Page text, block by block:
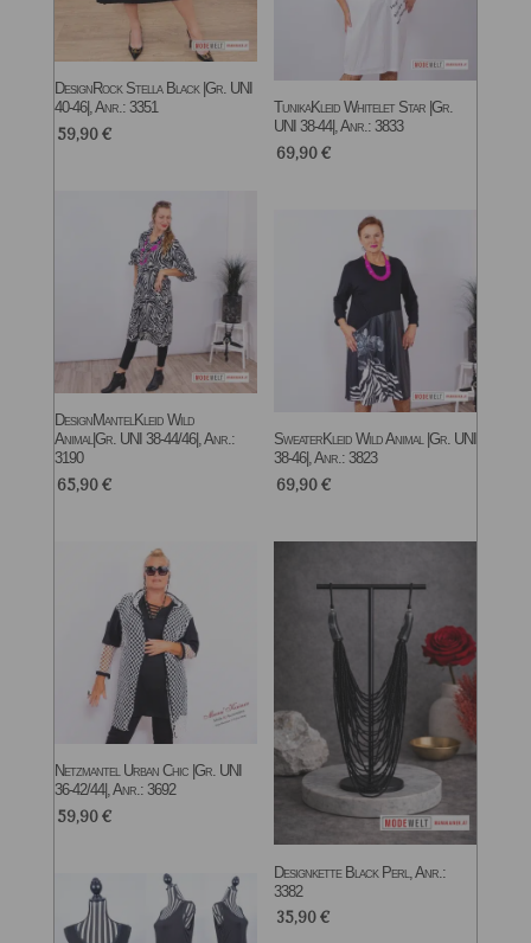
DesignRock Stella Black |Gr. UNI
40-46|, Anr.: 3351
59,90€
TunikaKleid Whitelet Star |Gr.
UNI 38-44|, Anr.: 3833
69,90€
DesignMantelKleid Wild
Animal|Gr. UNI 38-44/46|, Anr.:
3190
65,90€
SweaterKleid Wild Animal |Gr. UNI
38-46|, Anr.: 3823
69,90€
Netzmantel Urban Chic |Gr. UNI
36-42/44|, Anr.: 3692
59,90€
Designkette Black Perl, Anr.:
3382
35,90€